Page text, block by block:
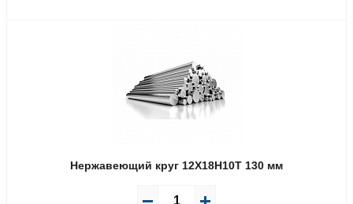
Нержавеющий круг 12Х18Н10Т 130 мм